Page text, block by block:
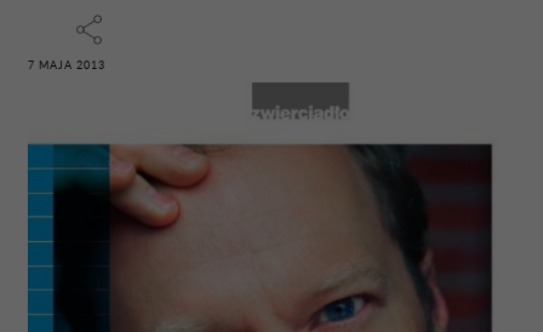
7 MAJA 2013